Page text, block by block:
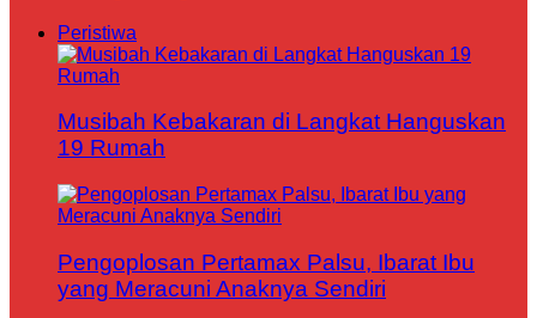
Peristiwa
Musibah Kebakaran di Langkat Hanguskan
19 Rumah
Pengoplosan Pertamax Palsu, Ibarat Ibu
yang Meracuni Anaknya Sendiri